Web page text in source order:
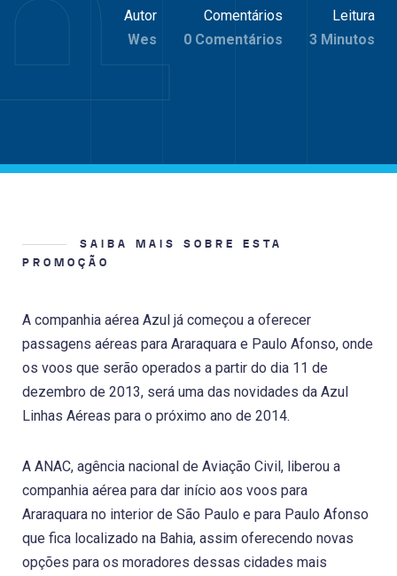
Autor
Wes
Comentários
0 Comentários
Leitura
3 Minutos
SAIBA MAIS SOBRE ESTA
PROMOÇÃO
A companhia aérea Azul já começou a oferecer
passagens aéreas para Araraquara e Paulo Afonso, onde
os voos que serão operados a partir do dia 11 de
dezembro de 2013, será uma das novidades da Azul
Linhas Aéreas para o próximo ano de 2014.
A ANAC, agência nacional de Aviação Civil, liberou a
companhia aérea para dar início aos voos para
Araraquara no interior de São Paulo e para Paulo Afonso
que fica localizado na Bahia, assim oferecendo novas
opções para os moradores dessas cidades mais